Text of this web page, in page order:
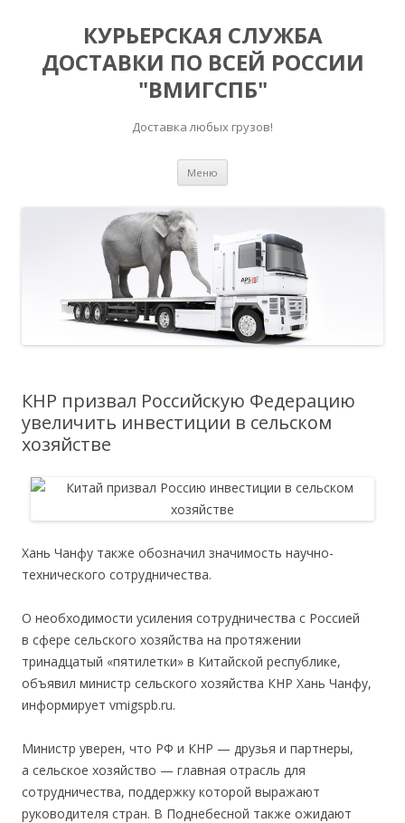
КУРЬЕРСКАЯ СЛУЖБА
ДОСТАВКИ ПО ВСЕЙ РОССИИ
"ВМИГСПБ"
Доставка любых грузов!
Меню
КНР призвал Российскую Федерацию
увеличить инвестиции в сельском
хозяйстве
Хань Чанфу также обозначил значимость научно-
технического сотрудничества.
О необходимости усиления сотрудничества с Россией
в сфере сельского хозяйства на протяжении
тринадцатый «пятилетки» в Китайской республике,
объявил министр сельского хозяйства КНР Хань Чанфу,
информирует vmigspb.ru.
Министр уверен, что РФ и КНР — друзья и партнеры,
а сельское хозяйство — главная отрасль для
сотрудничества, поддержку которой выражают
руководителя стран. В Поднебесной также ожидают